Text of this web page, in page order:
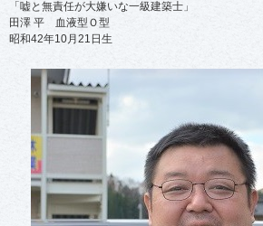
「嘘と無責任が大嫌いな一級建築士」
田澤 平 血液型Ｏ型
昭和42年10月21日生